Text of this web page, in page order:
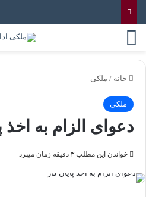
خانه / ملکی
ملکی
دعوای الزام به اخذ
خواندن این مطلب ۳ دقیقه زمان میبرد